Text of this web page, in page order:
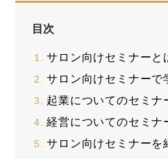
目次
サロン向けセミナーと
サロン向けセミナーで
起業についてのセミナ
経営についてのセミナ
サロン向けセミナーを